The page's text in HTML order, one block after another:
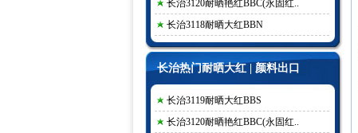
长治3120耐晒艳红BBC(永固红..
长治3118耐晒大红BBN
长治热门耐晒大红 | 颜料出口
长治3119耐晒大红BBS
长治3120耐晒艳红BBC(永固红..